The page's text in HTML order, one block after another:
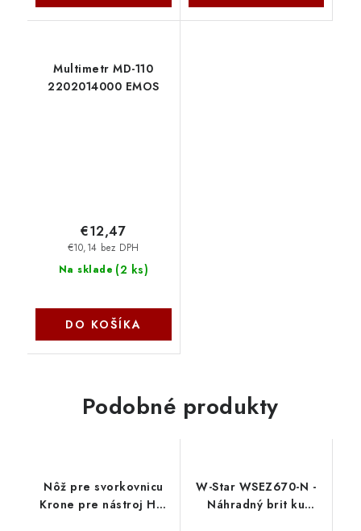
Multimetr MD-110
2202014000 EMOS
Na sklade (2 ks)
€10,14 bez DPH
€12,47
DO KOŠÍKA
Podobné produkty
Nôž pre svorkovnicu
Krone pre nástroj HT-
W-Star WSEZ670-N -
Náhradný brit ku